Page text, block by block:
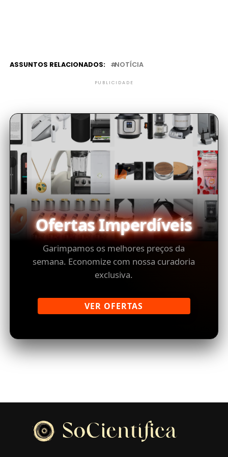
ASSUNTOS RELACIONADOS: NOTÍCIA
PUBLICIDADE
Ofertas Imperdíveis
Garimpamos os melhores preços da
semana. Economize com nossa curadoria
exclusiva.
VER OFERTAS